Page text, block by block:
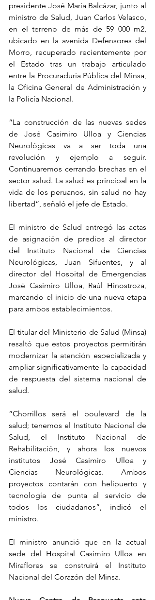
presidente José María Balcázar, junto al
ministro de Salud, Juan Carlos Velasco,
en el terreno de más de 59 000 m2,
ubicado en la avenida Defensores del
Morro, recuperado recientemente por
el Estado tras un trabajo articulado
entre la Procuraduría Pública del Minsa,
la Oficina General de Administración y
la Policía Nacional.
“La construcción de las nuevas sedes
de José Casimiro Ulloa y Ciencias
Neurológicas va a ser toda una
revolución y ejemplo a seguir.
Continuaremos cerrando brechas en el
sector salud. La salud es principal en la
vida de los peruanos, sin salud no hay
libertad”, señaló el jefe de Estado.
El ministro de Salud entregó las actas
de asignación de predios al director
del Instituto Nacional de Ciencias
Neurológicas, Juan Sifuentes, y al
director del Hospital de Emergencias
José Casimiro Ulloa, Raúl Hinostroza,
marcando el inicio de una nueva etapa
para ambos establecimientos.
El titular del Ministerio de Salud (Minsa)
resaltó que estos proyectos permitirán
modernizar la atención especializada y
ampliar significativamente la capacidad
de respuesta del sistema nacional de
salud.
“Chorrillos será el boulevard de la
salud; tenemos el Instituto Nacional de
Salud, el Instituto Nacional de
Rehabilitación, y ahora los nuevos
institutos José Casimiro Ulloa y
Ciencias Neurológicas. Ambos
proyectos contarán con helipuerto y
tecnología de punta al servicio de
todos los ciudadanos”, indicó el
ministro.
El ministro anunció que en la actual
sede del Hospital Casimiro Ulloa en
Miraflores se construirá el Instituto
Nacional del Corazón del Minsa.